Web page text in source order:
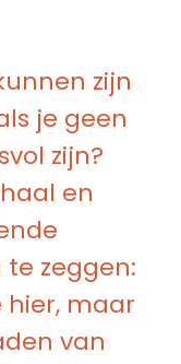
zijn
je geen
zijn?
en
zeggen:
hier, maar
van